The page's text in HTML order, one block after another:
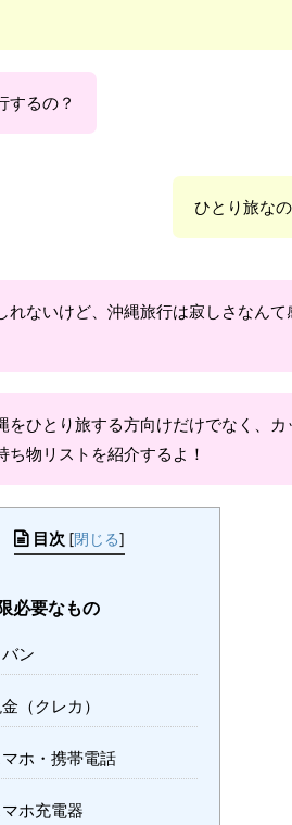
するの？
ひとり旅なの
れないけど、沖縄旅行は寂しさなんて
をひとり旅する方向けだけでなく、
物リストを紹介するよ！
目次 [閉じる]
必要なもの
ン
（クレカ）
ホ・携帯電話
ホ充電器